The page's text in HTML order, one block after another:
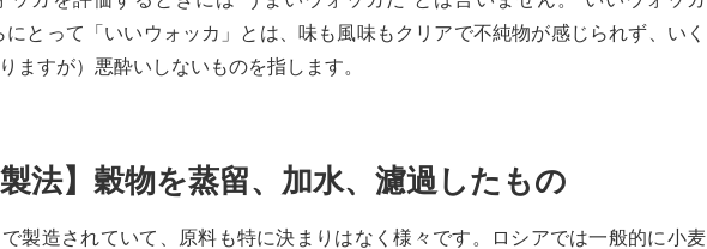
にとって「いいウォッカ」とは、味も風味もクリアで不純物が感じられず、いく
ますが）悪酔いしないものを指します。
法】穀物を蒸留、加水、濾過したもの
製造されていて、原料も特に決まりはなく様々です。ロシアでは一般的に小麦